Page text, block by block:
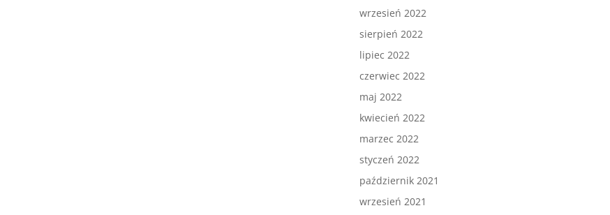
wrzesień 2022
sierpień 2022
lipiec 2022
czerwiec 2022
maj 2022
kwiecień 2022
marzec 2022
styczeń 2022
październik 2021
wrzesień 2021